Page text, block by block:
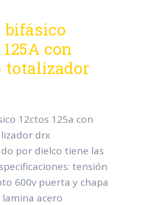
bifásico
125A con
totalizador
12ctos 125a con
drx
por dielco tiene las
tensión
600v puerta y chapa
acero